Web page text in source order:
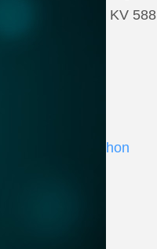
Così fan tutte KV 588
Grammophon